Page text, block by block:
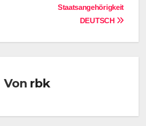
Staatsangehörigkeit
DEUTSCH
Von rbk